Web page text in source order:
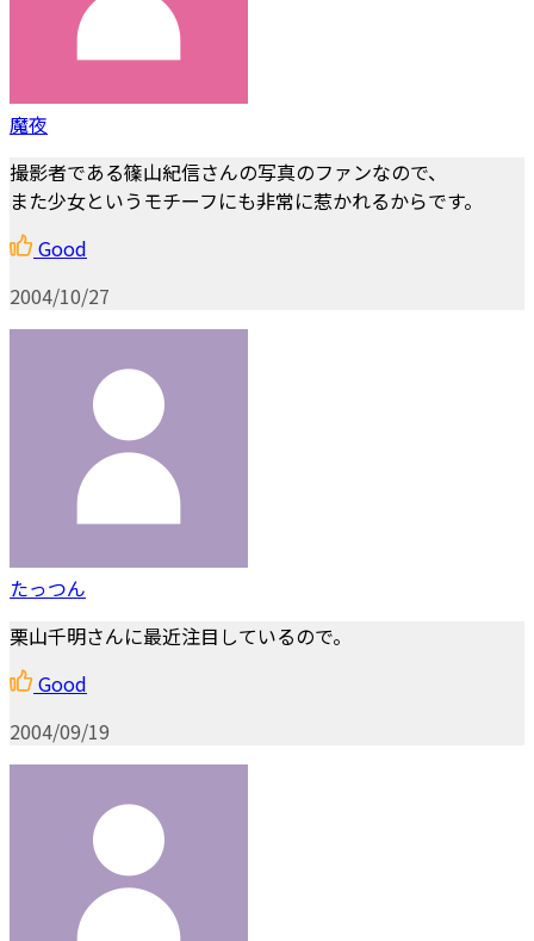
魔夜
撮影者である篠山紀信さんの写真のファンなので、
また少女というモチーフにも非常に惹かれるからです。
Good
2004/10/27
たっつん
栗山千明さんに最近注目しているので。
Good
2004/09/19